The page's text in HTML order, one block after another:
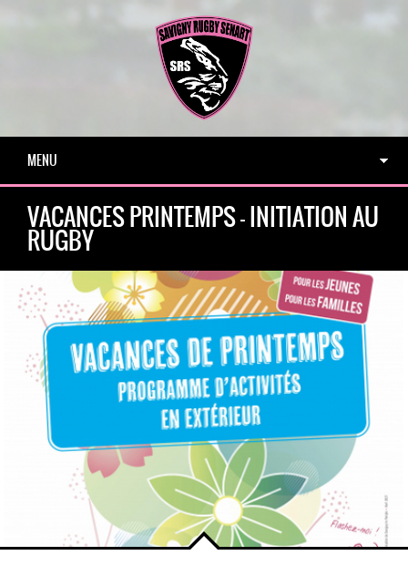
MENU
VACANCES PRINTEMPS – INITIATION AU
RUGBY